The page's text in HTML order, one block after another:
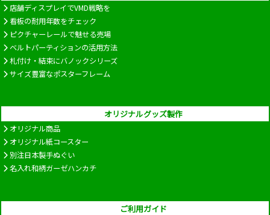
店舗ディスプレイでVMD戦略を
看板の耐用年数をチェック
ピクチャーレールで魅せる売場
ベルトパーティションの活用方法
札付け・結束にバノックシリーズ
サイズ豊富なポスターフレーム
オリジナルグッズ製作
オリジナル商品
オリジナル紙コースター
別注日本製手ぬぐい
名入れ和柄ガーゼハンカチ
ご利用ガイド